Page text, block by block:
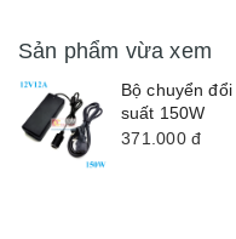
Sản phẩm vừa xem
Bộ chuyển
suất 150W
371.000đ